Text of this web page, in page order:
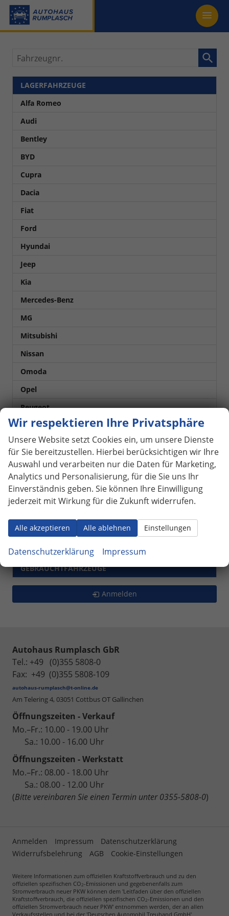
Fahrzeugnr.
LAGERFAHRZEUGE
Alfa Romeo
Audi
Bentley
BYD
Cupra
Dacia
Fiat
Ford
Hyundai
Jeep
Kia
Mercedes-Benz
MG
Mitsubishi
Nissan
Omoda
Opel
Peugeot
Renault
Seat
Skoda
Suzuki
Toyota
VORLAUFFAHRZEUGE
BESTELLFAHRZEUGE
GEBRAUCHTFAHRZEUGE
Anmelden
Autohaus Rumplasch GbR
Tel.: +49 (0)355 5808-0
Fax: +49 (0)355 5808-109
autohaus-rumplasch@t-online.de
Am Telering 4, 03051 Cottbus OT Gallinchen
Öffnungszeiten - Verkauf
Mo.–Fr.: 10.00 - 19.00 Uhr
Sa.: 10.00 - 16.00 Uhr
Öffnungszeiten - Werkstatt
Mo.–Fr.: 08.00 - 18.00 Uhr
Sa.: 08.00 - 12.00 Uhr
(Bitte vereinbaren Sie einen Termin unter 0355-5808-0)
Anmelden Impressum
Datenschutzerklärung
Widerrufsbelehrung
AGB Cookie-Einstellungen
Weitere Informationen zum offiziellen Kraftstoffverbrauch und zu den
offiziellen spezifischen CO2-Emissionen und gegebenenfalls zum
Stromverbrauch neuer PKW können dem 'Leitfaden über den offiziellen
Kraftstoffverbrauch, die offiziellen spezifischen CO2-Emissionen und den
offiziellen Stromverbrauch neuer PKW' entnommen werden, der an allen
Verkaufsstellen und bei der 'Deutschen Automobil Treuhand GmbH'
Wir respektieren Ihre Privatsphäre
Unsere Website setzt Cookies ein, um unsere Dienste
für Sie bereitzustellen. Hierbei berücksichtigen wir Ihre
Auswahl und verarbeiten nur die Daten für Marketing,
Analytics und Personalisierung, für die Sie uns Ihr
Einverständnis geben. Sie können Ihre Einwilligung
jederzeit mit Wirkung für die Zukunft widerrufen.
Alle akzeptieren Alle ablehnen Einstellungen
Datenschutzerklärung Impressum